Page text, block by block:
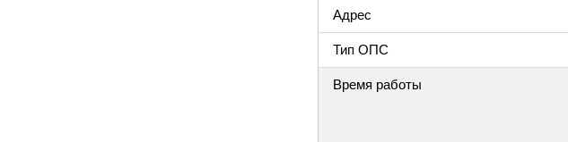
Адрес
Тип ОПС
Время работы